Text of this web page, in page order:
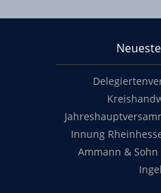
Innung
Ammann & Sohn